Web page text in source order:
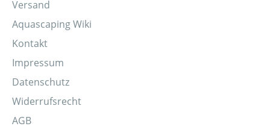
Versand
Aquascaping Wiki
Kontakt
Impressum
Datenschutz
Widerrufsrecht
AGB